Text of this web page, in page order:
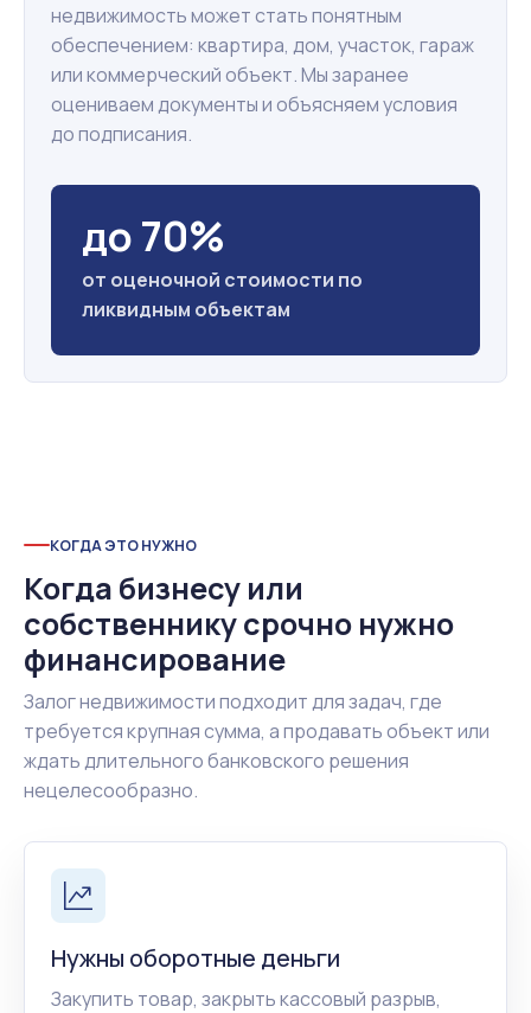
недвижимость может стать понятным
обеспечением: квартира, дом, участок, гараж
или коммерческий объект. Мы заранее
оцениваем документы и объясняем условия
до подписания.
до 70%
от оценочной стоимости по
ликвидным объектам
КОГДА ЭТО НУЖНО
Когда бизнесу или
собственнику срочно нужно
финансирование
Залог недвижимости подходит для задач, где
требуется крупная сумма, а продавать объект или
ждать длительного банковского решения
нецелесообразно.
Нужны оборотные деньги
Закупить товар, закрыть кассовый разрыв,